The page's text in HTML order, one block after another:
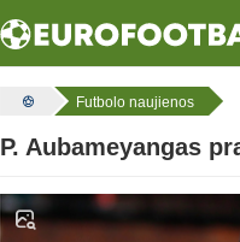
Futbolo naujienos
P. Aubameyangas